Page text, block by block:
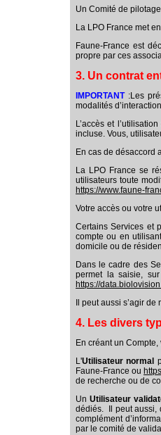
Un Comité de
La LPO France met
Faune-France est
propre par ces
3. Un contrat
IMPORTANT :Les
modalités
L’accès et
incluse. Vous,
En cas de désaccord
La LPO France se
utilisateurs toute
https://www.faune-
Votre accès ou votre
Certains Services et
compte ou en
domicile ou de
Dans le cadre des
permet la saisie,
https://
Il peut aussi s’agir
4. Les divers
En créant un
L'Utilisateur normal
Faune-France ou
de recherche ou de
UnUtilisateur
dédiés. Il peut aussi,
complément
par le comité de